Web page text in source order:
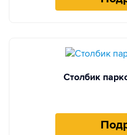
Столбик